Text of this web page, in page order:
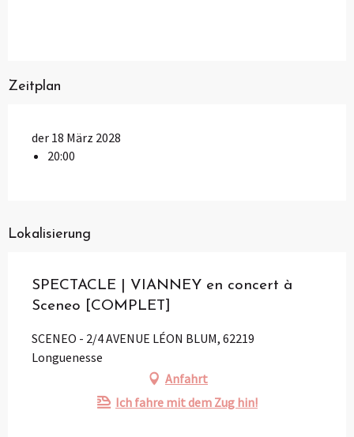
Zeitplan
der 18 März 2028
20:00
Lokalisierung
SPECTACLE | VIANNEY en concert à
Sceneo [COMPLET]
SCENEO - 2/4 AVENUE LÉON BLUM, 62219
Longuenesse
Anfahrt
Ich fahre mit dem Zug hin!